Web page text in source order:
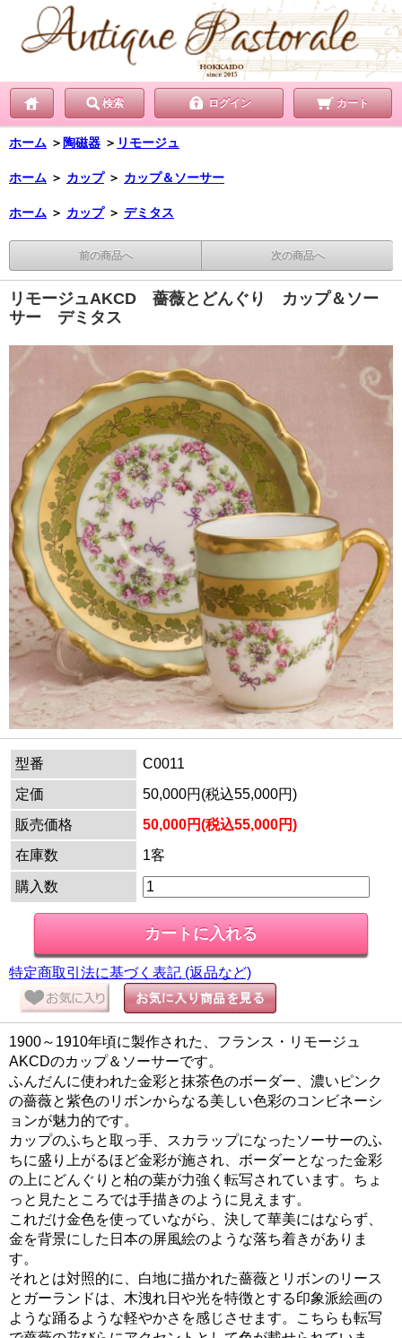
検索 ログイン カート
ホーム ＞陶磁器 ＞ リモージュ
ホーム ＞ カップ ＞ カップ＆ソーサー
ホーム ＞ カップ ＞ デミタス
前の商品へ 次の商品へ
リモージュAKCD 薔薇とどんぐり カップ＆ソー
サー デミタス
型番
C0011
定価
50,000円(税込55,000円)
販売価格
50,000円(税込55,000円)
在庫数
1客
購入数
特定商取引法に基づく表記 (返品など)
1900～1910年頃に製作された、フランス・リモージュ
AKCDのカップ＆ソーサーです。
ふんだんに使われた金彩と抹茶色のボーダー、濃いピンク
の薔薇と紫色のリボンからなる美しい色彩のコンビネーシ
ョンが魅力的です。
カップのふちと取っ手、スカラップになったソーサーのふ
ちに盛り上がるほど金彩が施され、ボーダーとなった金彩
の上にどんぐりと柏の葉が力強く転写されています。ちょ
っと見たところでは手描きのように見えます。
これだけ金色を使っていながら、決して華美にはならず、
金を背景にした日本の屏風絵のような落ち着きがありま
す。
それとは対照的に、白地に描かれた薔薇とリボンのリース
とガーランドは、木洩れ日や光を特徴とする印象派絵画の
ような踊るような軽やかさを感じさせます。こちらも転写